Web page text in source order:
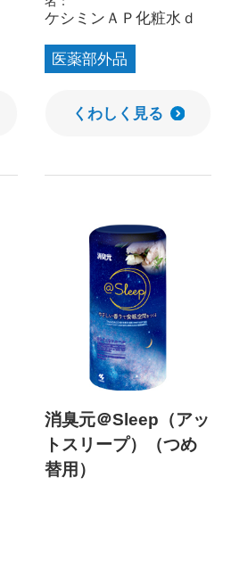
ケシミンＡＰ化粧水ｄ
医薬部外品
くわしく見る
消臭元＠Sleep（アッ
トスリープ）（つめ
替用）